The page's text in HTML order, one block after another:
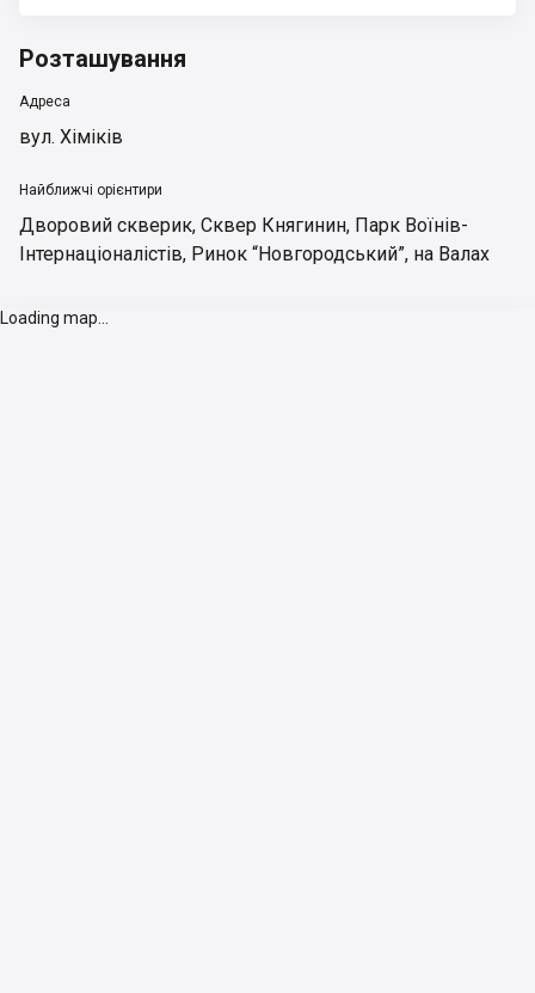
Розташування
Адреса
вул. Хіміків
Найближчі орієнтири
Дворовий скверик, Сквер Княгинин, Парк Воїнів-
Інтернаціоналістів, Ринок “Новгородський”, на Валах
Loading map...